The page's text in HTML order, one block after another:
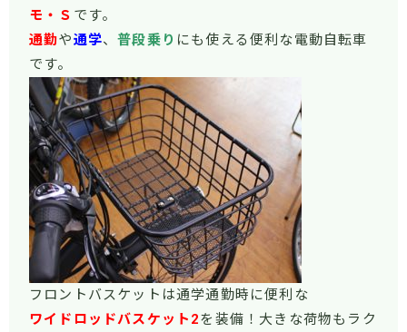
モ・Ｓ です。
通勤や通学、普段乗り にも使える便利な電動自転車
です。
フロントバスケットは通学通勤時に便利な
ワイドロッドバスケット2を装備！大きな荷物もラク